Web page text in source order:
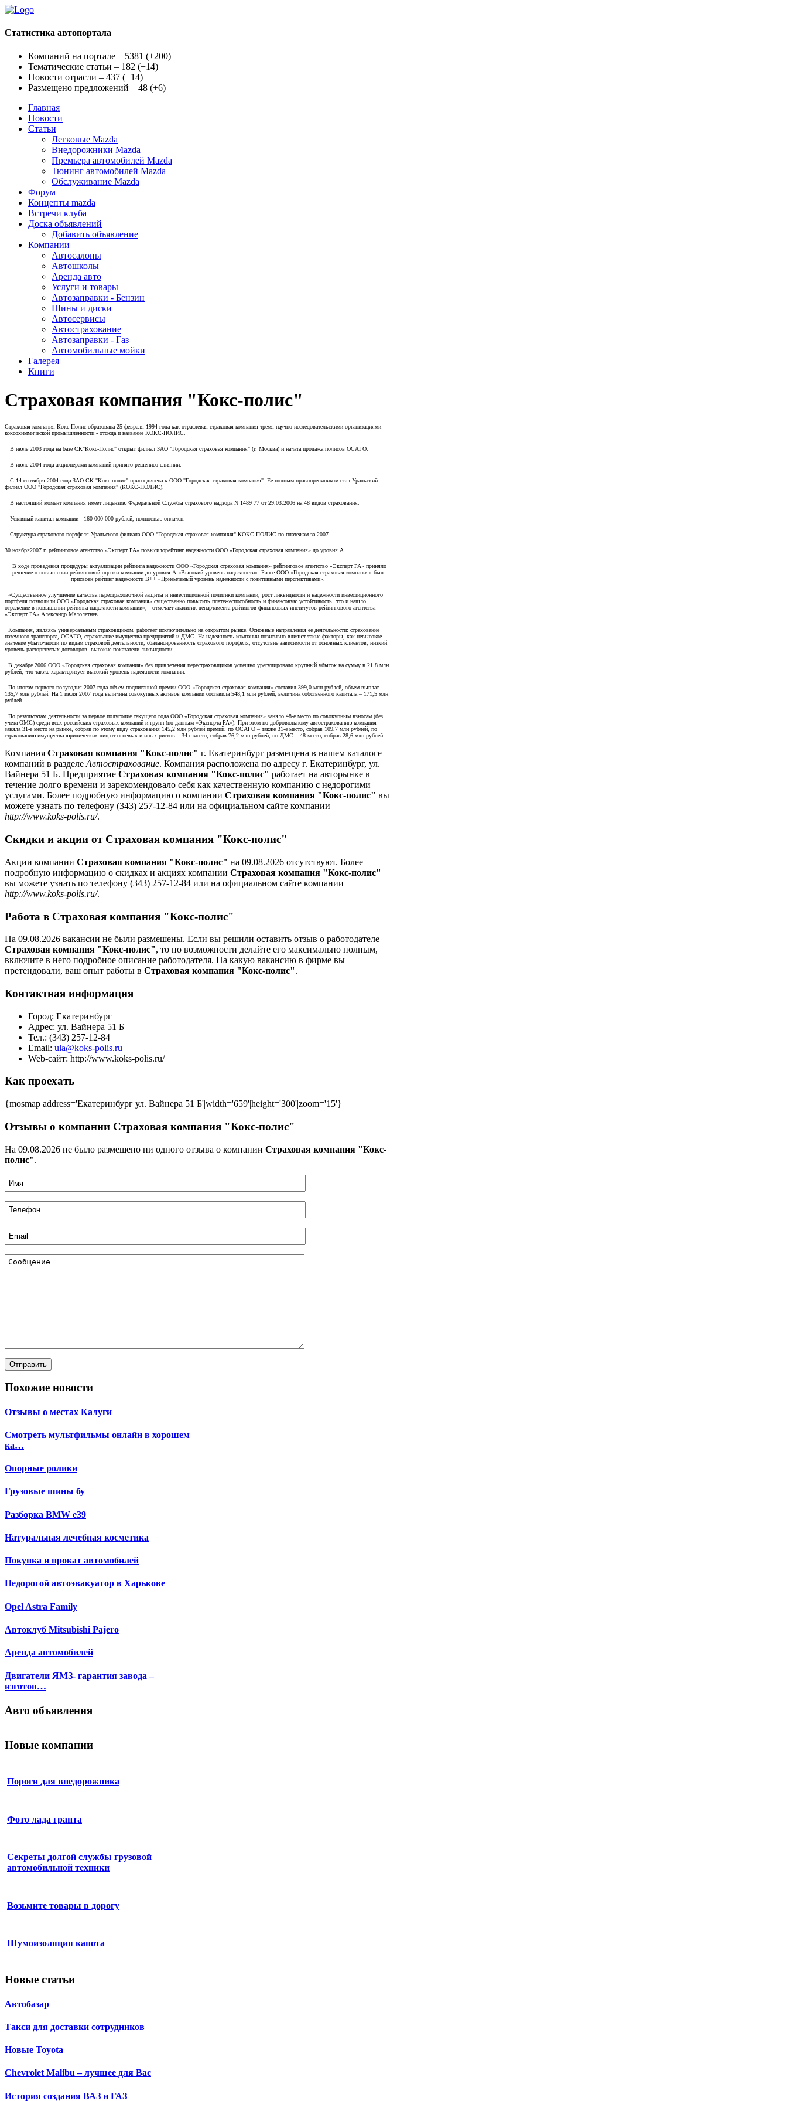
Статистика автопортала
Компаний на портале – 5381 (+200)
Тематические статьи – 182 (+14)
Новости отрасли – 437 (+14)
Размещено предложений – 48 (+6)
Главная
Новости
Статьи
Легковые Mazda
Внедорожники Mazda
Премьера автомобилей Mazda
Тюнинг автомобилей Mazda
Обслуживание Mazda
Форум
Концепты mazda
Встречи клуба
Доска объявлений
Добавить объявление
Компании
Автосалоны
Автошколы
Аренда авто
Услуги и товары
Автозаправки - Бензин
Шины и диски
Автосервисы
Автострахование
Автозаправки - Газ
Автомобильные мойки
Галерея
Книги
Страховая компания "Кокс-полис"
Страховая компания Кокс-Полис образована 25 февраля 1994 года как отраслевая страховая компания тремя научно-исследовательскими организациями
коксохиммической промышленности - отсюда и название КОКС-ПОЛИС.
В июле 2003 года на базе СК"Кокс-Полис" открыт филиал ЗАО "Городская страховая компания" (г. Москва) и начата продажа полисов ОСАГО.
В июле 2004 года акционерами компаний принято решениео слиянии.
С 14 сентября 2004 года ЗАО СК "Кокс-полис" присоединена к ООО "Городская страховая компания". Ее полным правопреемником стал Уральский
филиал ООО "Городская страховая компания" (КОКС-ПОЛИС).
В настоящий момент компания имеет лицензию Федеральной Службы страхового надзора N 1489 77 от 29.03.2006 на 48 видов страхования.
Уставный капитал компании - 160 000 000 рублей, полностью оплачен.
Структура страхового портфеля Уральского филиала ООО "Городская страховая компания" КОКС-ПОЛИС по платежам за 2007
30 ноября2007 г. рейтинговое агентство «Эксперт РА» повысилорейтинг надежности ООО «Городская страховая компания» до уровня А.
В ходе проведения процедуры актуализации рейтинга надежности ООО «Городская страховая компания» рейтинговое агентство «Эксперт РА» приняло
решение о повышении рейтинговой оценки компании до уровня А «Высокий уровень надежности». Ранее ООО «Городская страховая компания» был
присвоен рейтинг надежности В++ «Приемлемый уровень надежности с позитивными перспективами».
«Существенное улучшение качества перестраховочной защиты и инвестиционной политики компании, рост ликвидности и надежности инвестиционного
портфеля позволили ООО «Городская страховая компания» существенно повысить платежеспособность и финансовую устойчивость, что и нашло
отражение в повышении рейтинга надежности компании», - отмечает аналитик департамента рейтингов финансовых институтов рейтингового агентства
«Эксперт РА» Александр Малолетнев.
Компания, являясь универсальным страховщиком, работает исключительно на открытом рынке. Основные направления ее деятельности: страхование
наземного транспорта, ОСАГО, страхование имущества предприятий и ДМС. На надежность компании позитивно влияют такие факторы, как невысокое
значение убыточности по видам страховой деятельности, сбалансированность страхового портфеля, отсутствие зависимости от основных клиентов, низкий
уровень расторгнутых договоров, высокие показатели ликвидности.
В декабре 2006 ООО «Городская страховая компания» без привлечения перестраховщиков успешно урегулировало крупный убыток на сумму в 21,8 млн
рублей, что также характеризует высокий уровень надежности компании.
По итогам первого полугодия 2007 года объем подписанной премии ООО «Городская страховая компания» составил 399,0 млн рублей, объем выплат –
135,7 млн рублей. На 1 июля 2007 года величина совокупных активов компании составила 548,1 млн рублей, величина собственного капитала – 171,5 млн
рублей.
По результатам деятельности за первое полугодие текущего года ООО «Городская страховая компания» заняло 48-е место по совокупным взносам (без
учета ОМС) среди всех российских страховых компаний и групп (по данным «Эксперта РА»). При этом по добровольному автострахованию компания
заняла 31-е место на рынке, собрав по этому виду страхования 145,2 млн рублей премий, по ОСАГО – также 31-е место, собрав 109,7 млн рублей, по
страхованию имущества юридических лиц от огневых и иных рисков – 34-е место, собрав 76,2 млн рублей, по ДМС – 48 место, собрав 28,6 млн рублей.
Компания Страховая компания "Кокс-полис" г. Екатеринбург размещена в нашем каталоге
компаний в разделеАвтострахование. Компания расположена по адресу г. Екатеринбург, ул.
Вайнера 51 Б. Предприятие Страховая компания "Кокс-полис" работает на авторынке в
течение долго времени и зарекомендовало себя как качественную компанию с недорогими
услугами. Более подробную информацию о компании Страховая компания "Кокс-полис" вы
можете узнать по телефону (343) 257-12-84 или на официальном сайте компании
http://www.koks-polis.ru/.
Скидки и акции от Страховая компания "Кокс-полис"
Акции компании Страховая компания "Кокс-полис" на 09.08.2026 отсутствуют. Более
подробную информацию о скидках и акциях компании Страховая компания "Кокс-полис"
вы можете узнать по телефону (343) 257-12-84 или на официальном сайте компании
http://www.koks-polis.ru/.
Работа в Страховая компания "Кокс-полис"
На 09.08.2026 вакансии не были размешены. Если вы решили оставить отзыв о работодателе
Страховая компания "Кокс-полис", то по возможности делайте его максимально полным,
включите в него подробное описание работодателя. На какую вакансию в фирме вы
претендовали, ваш опыт работы в Страховая компания "Кокс-полис".
Контактная информация
Город: Екатеринбург
Адрес: ул. Вайнера 51 Б
Тел.: (343) 257-12-84
Email: ula@koks-polis.ru
Web-сайт: http://www.koks-polis.ru/
Как проехать
{mosmap address='Екатеринбург ул. Вайнера 51 Б'|width='659'|height='300'|zoom='15'}
Отзывы о компании Страховая компания "Кокс-полис"
На 09.08.2026 не было размещено ни одного отзыва о компании Страховая компания "Кокс-
полис".
Похожие новости
Отзывы о местах Калуги
Смотреть мультфильмы онлайн в хорошем
ка…
Опорные ролики
Грузовые шины бу
Разборка BMW e39
Натуральная лечебная косметика
Покупка и прокат автомобилей
Недорогой автоэвакуатор в Харькове
Opel Astra Family
Автоклуб Mitsubishi Pajero
Аренда автомобилей
Двигатели ЯМЗ- гарантия завода –
изготов…
Авто объявления
Новые компании
Пороги для внедорожника
Фото лада гранта
Секреты долгой службы грузовой
автомобильной техники
Возьмите товары в дорогу
Шумоизоляция капота
Новые статьи
Автобазар
Такси для доставки сотрудников
Новые Toyota
Chevrolet Malibu – лучшее для Вас
История создания ВАЗ и ГАЗ